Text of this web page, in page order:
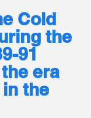
Cold
the
91
era
the